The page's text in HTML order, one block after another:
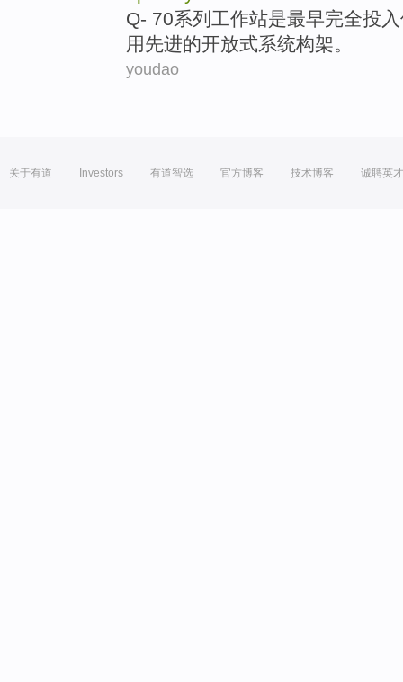
Q- 70系列 工作站是最早完全投
用先进的开放式系统构架。
youdao
关于有道 Investors 有道智选 官方博客 技术博客 诚聘英才